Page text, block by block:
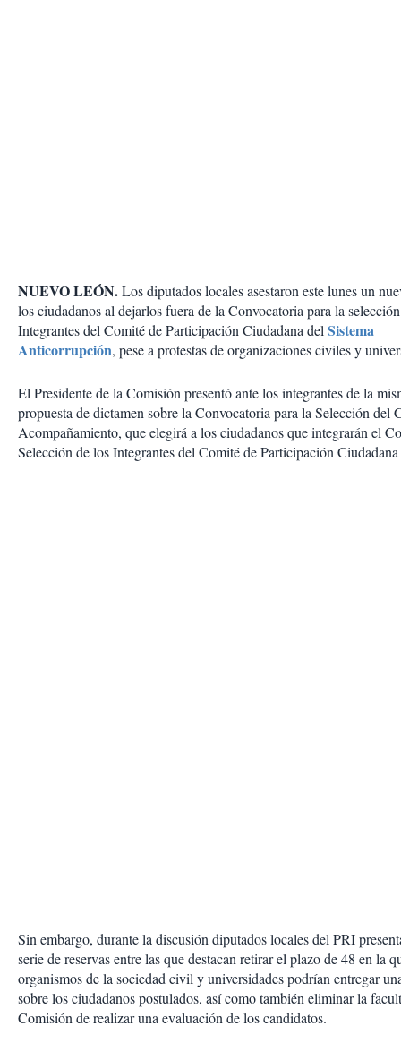
NUEVO LEÓN.Los diputados locales asestaron este lunes un
los ciudadanos al dejarlos fuera de la Convocatoria para la
Integrantes del Comité de Participación Ciudadana delSistema
Anticorrupción, pese a protestas de organizaciones civiles y
El Presidente de la Comisión presentó ante los integrantes de la
propuesta de dictamen sobre la Convocatoria para la Selección del
Acompañamiento, que elegirá a los ciudadanos que integrarán el
Selección de los Integrantes del Comité de Participación
Sin embargo, durante la discusión diputados locales del PRI
serie de reservas entre las que destacan retirar el plazo de 48 en la
organismos de la sociedad civil y universidades podrían entregar
sobre los ciudadanos postulados, así como también eliminar la
Comisión de realizar una evaluación de los candidatos.